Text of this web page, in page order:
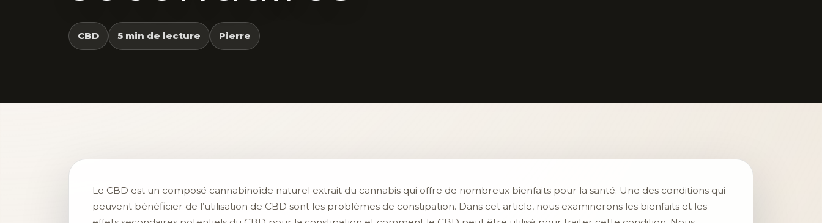
CBD 5 min de lecture Pierre
Le CBD est un composé cannabinoïde naturel extrait du cannabis qui offre de nombreux bienfaits pour la santé. Une des conditions qui
peuvent bénéficier de l’utilisation de CBD sont les problèmes de constipation. Dans cet article, nous examinerons les bienfaits et les